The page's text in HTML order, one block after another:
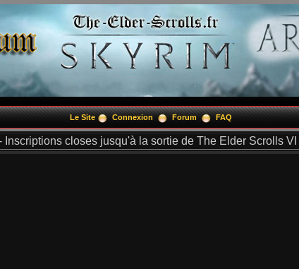
Le Site Connexion Forum FAQ
Inscriptions closes jusqu'à la sortie de The Elder Scrolls VI